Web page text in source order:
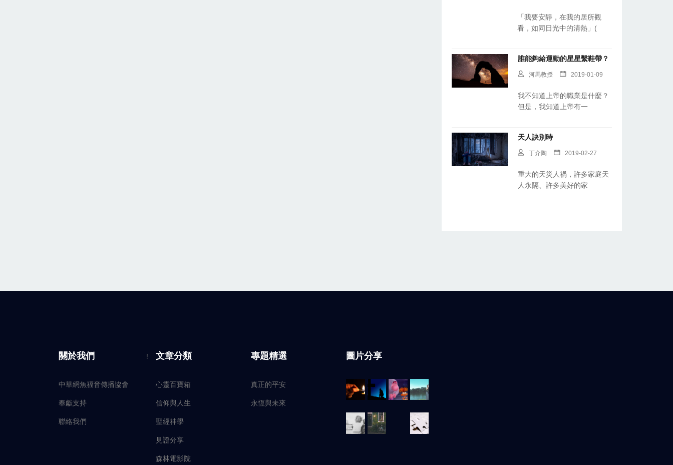
「我要安靜，在我的居所觀
看，如同日光中的清熱」(
誰能夠給運動的星星繫鞋帶？
河馬教授 2019-01-09
我不知道上帝的職業是什麼？
但是，我知道上帝有一
天人訣別時
丁介陶 2019-02-27
重大的天災人禍，許多家庭天
人永隔、許多美好的家
關於我們
中華網魚福音傳播協會
奉獻支持
聯絡我們
! 文章分類
心靈百寶箱
信仰與人生
聖經神學
見證分享
森林電影院
專題精選
真正的平安
永恆與未來
圖片分享